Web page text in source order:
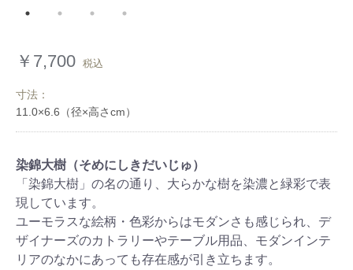
￥7,700 税込
寸法：
染錦大樹（そめにしきだいじゅ）
「染錦大樹」の名の通り、大らかな樹を染濃と緑彩で表
現しています。
ユーモラスな絵柄・色彩からはモダンさも感じられ、デ
ザイナーズのカトラリーやテーブル用品、モダンインテ
リアのなかにあっても存在感が引き立ちます。